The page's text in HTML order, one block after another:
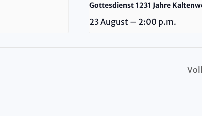
Gottesdienst 1231 Jahre
23 August – 2:00 p.m.